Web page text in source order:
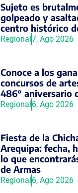
Sujeto es
golpeado y
centro histórico
Regional7, Ago 2026
Conoce a los
concursos de
486° aniversario
Regional6, Ago 2026
Fiesta de la
Arequipa: fecha,
lo que
de Armas
Regional6, Ago 2026